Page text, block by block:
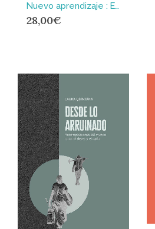
Nuevo aprendizaje : Elementos de una ciencia dela educación
28,00€